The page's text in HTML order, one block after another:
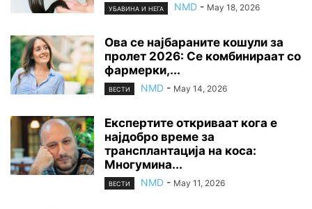
УБАВИНА И НЕГА NMD - May 18, 2026
Ова се најбараните кошули за
пролет 2026: Се комбинираат со
фармерки,...
ВЕСТИ NMD - May 14, 2026
Експертите откриваат кога е
најдобро време за
трансплантација на коса:
Многумина...
ВЕСТИ NMD - May 11, 2026